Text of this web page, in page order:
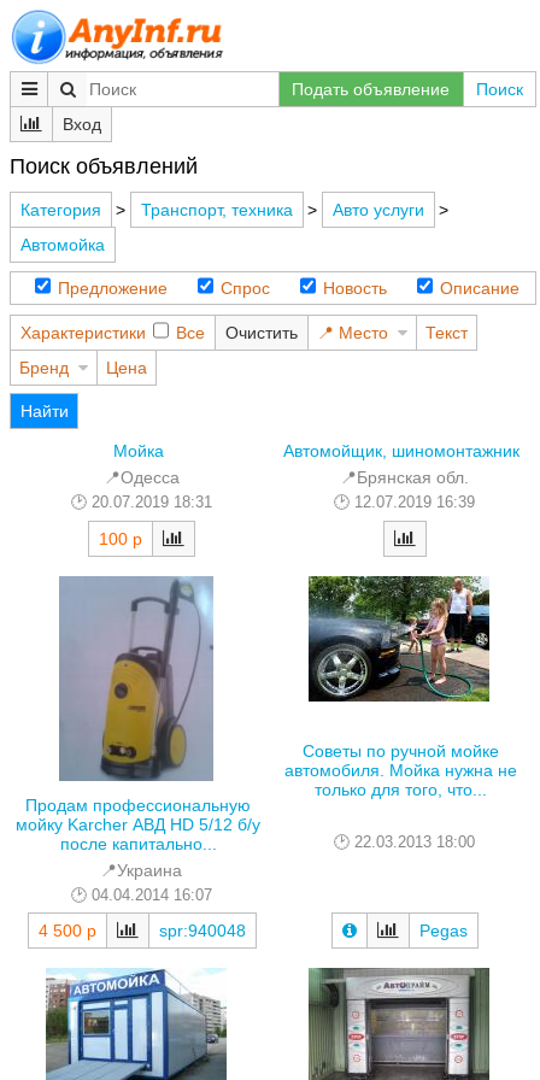
Подать объявление
Поиск
Вход
Поиск объявлений
Категория > Транспорт, техника > Авто услуги
>
Автомойка
Предложение Спрос Новость Описание
Характеристики Все Очистить Место
Текст
Бренд
Цена
Найти
Мойка
📍Одесса
20.07.2019 18:31
100 р
Автомойщик, шиномонтажник
📍Брянская обл.
12.07.2019 16:39
Продам профессиональную
мойку Karcher АВД HD 5/12 б/у
после капитально...
📍Украина
04.04.2014 16:07
4 500 р spr:940048
Советы по ручной мойке
автомобиля. Мойка нужна не
только для того, что...
22.03.2013 18:00
Pegas